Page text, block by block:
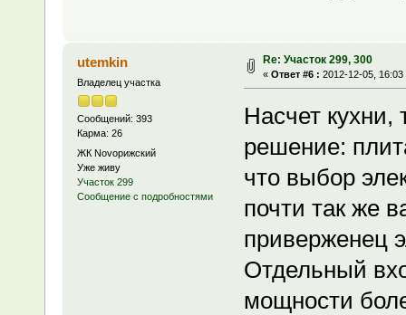
utemkin
Владелец участка
Сообщений: 393
Карма: 26
ЖК Novoрижский
Уже живу
Участок 299
Сообщение с подробностями
Re: Участок 299, 300
« Ответ #6 : 2012-12-05, 16:03
Насчет кухни,
решение:
что выбор
почти так же
приверженец
Отдельный
мощности